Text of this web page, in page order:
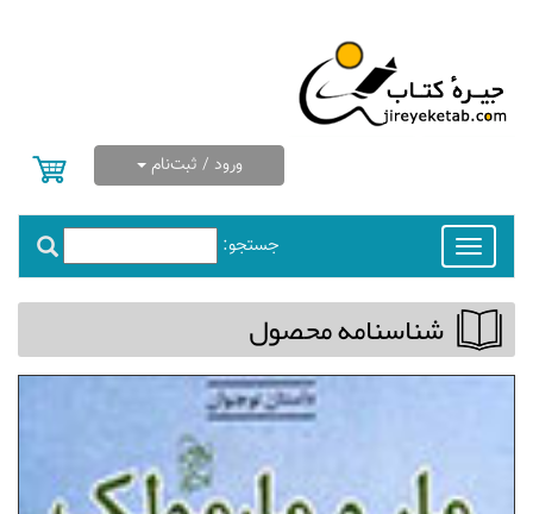
ورود / ثبت‌نام
جستجو:
Toggle
navigation
شناسنامه محصول